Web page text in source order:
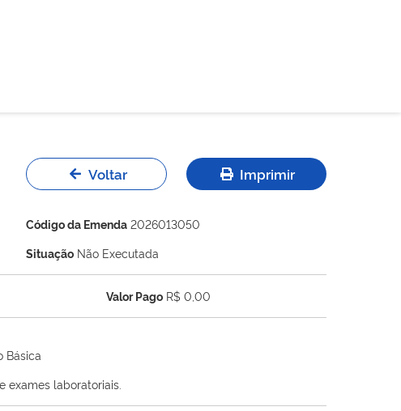
Voltar Imprimir
Código da Emenda 2026013050
Situação Não Executada
Valor Pago R$ 0,00
Básica
exames laboratoriais.